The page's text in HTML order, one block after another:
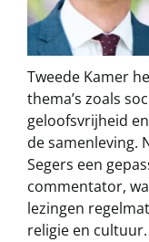
Tweede Kamer
thema’s zoals
geloofsvrijheid
de samenleving.
Segers een
commentator,
lezingen
religie en cultuur.